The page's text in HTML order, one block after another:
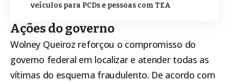
veículos para PCDs e pessoas com TEA
Ações do governo
Wolney Queiroz reforçou o compromisso do
governo federal em localizar e atender todas as
vítimas do esquema fraudulento. De acordo com